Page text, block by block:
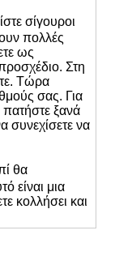
σίγουροι
πολλές
ως
Στη
Τώρα
σας. Για
πατήστε ξανά
συνεχίσετε να
θα
είναι μια
κολλήσει και